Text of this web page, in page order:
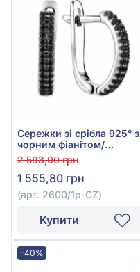
Сережки зі срібла 925° з
чорним фіанітом/
куб.цирконієм, арт.
2600/1р-CZ
2 593,00 грн
1 555,80 грн
(арт. 2600/1р-CZ)
Купити
-40%